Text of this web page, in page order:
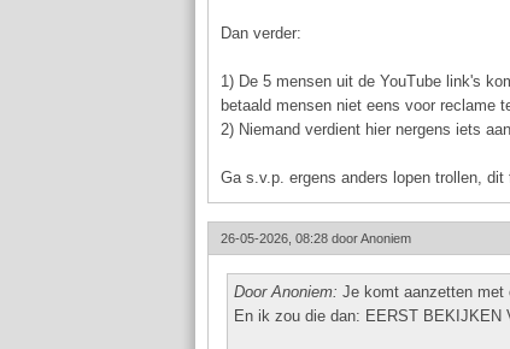
Dan verder:
1) De 5 mensen uit de YouTube link's
betaald mensen niet eens voor reclame
2) Niemand verdient hier nergens iets
Ga s.v.p. ergens anders lopen trollen,
26-05-2026, 08:28 doorAnoniem
Door Anoniem: Je komt aanzetten met
En ik zou die dan: EERST BEKIJKEN